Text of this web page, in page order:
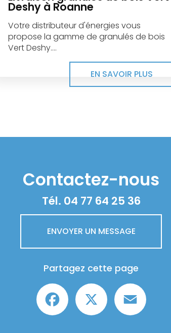
Deshy à Roanne
Votre distributeur d'énergies vous
propose la gamme de granulés de bois
Vert Deshy....
EN SAVOIR PLUS
Contactez-nous
Tél. 04 77 64 25 36
ENVOYER UN MESSAGE
Partagez cette page
Facebook